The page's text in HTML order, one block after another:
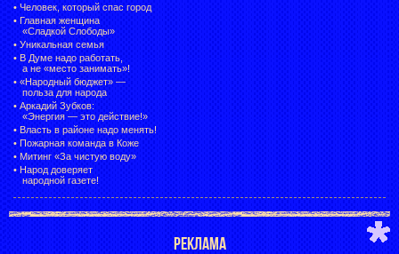
• Человек, который спас город
• Главная женщина
«Сладкой Слободы»
• Уникальная семья
• В Думе надо работать,
а не «место занимать»!
• «Народный бюджет» —
польза для народа
• Аркадий Зубков:
«Энергия — это действие!»
• Власть в районе надо менять!
• Пожарная команда в Коже
• Митинг «За чистую воду»
• Народ доверяет
народной газете!
РЕКЛАМА